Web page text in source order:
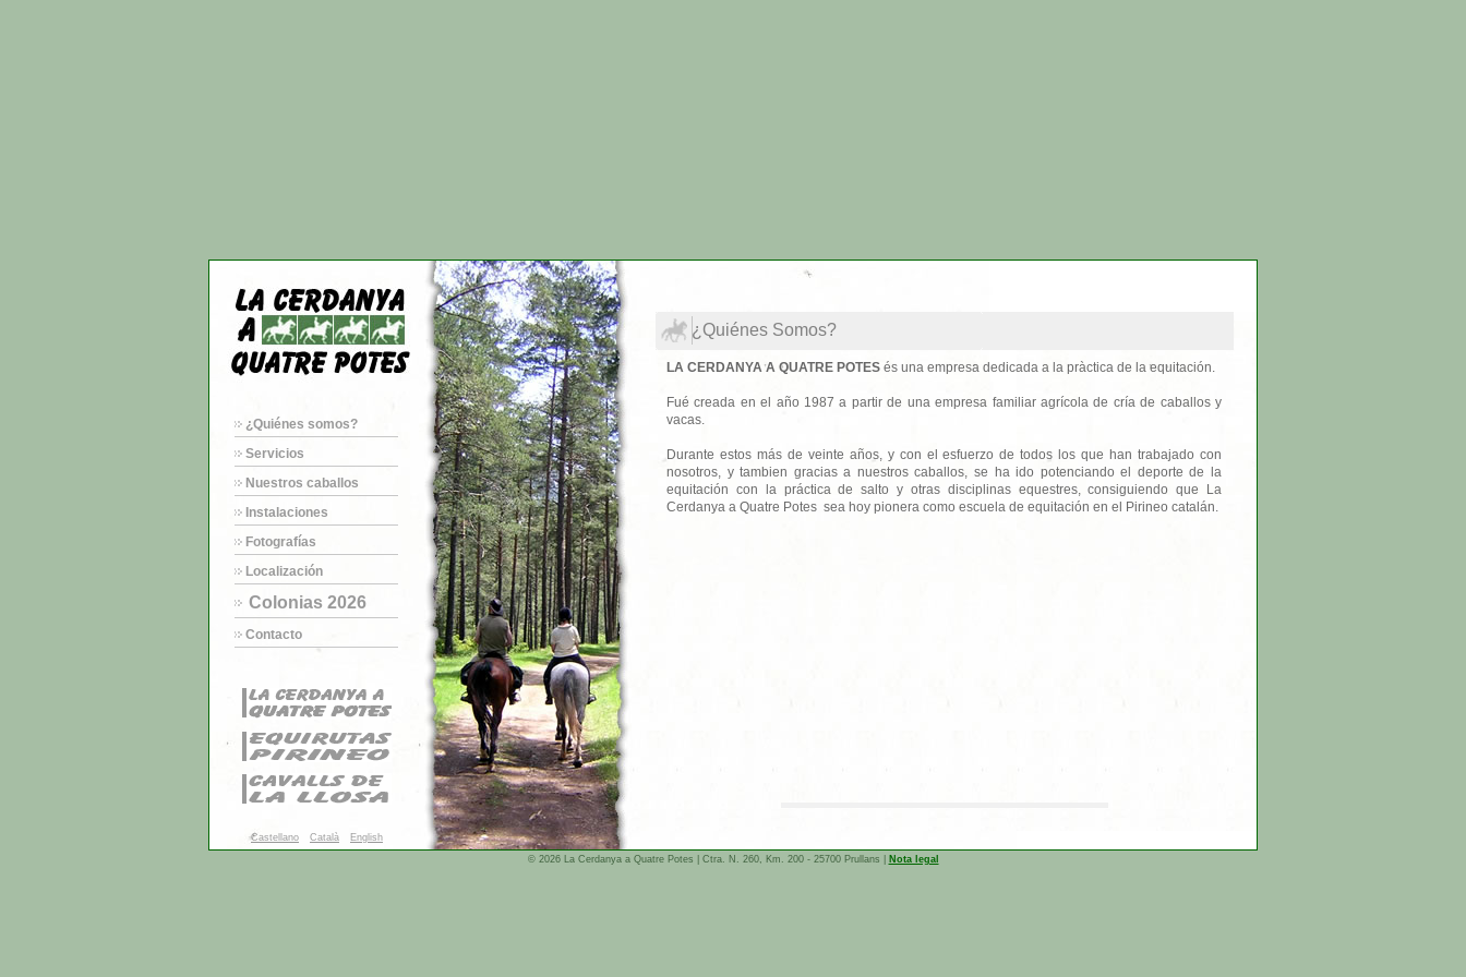
¿Quiénes somos?
Servicios
Nuestros caballos
Instalaciones
Fotografías
Localización
Colonias 2026
Contacto
Castellano Català English
¿Quiénes Somos?
LA CERDANYA A QUATRE POTES és una empresa dedicada a la pràctica de la equitación.
Fué creada en el año 1987 a partir de una empresa familiar agrícola de cría de caballos y
vacas.
Durante estos más de veinte años, y con el esfuerzo de todos los que han trabajado con
nosotros, y tambien gracias a nuestros caballos, se ha ido potenciando el deporte de la
equitación con la práctica de salto y otras disciplinas equestres, consiguiendo que La
Cerdanya a Quatre Potes sea hoy pionera como escuela de equitación en el Pirineo catalán.
© 2026 La Cerdanya a Quatre Potes | Ctra. N. 260, Km. 200 - 25700 Prullans | Nota legal